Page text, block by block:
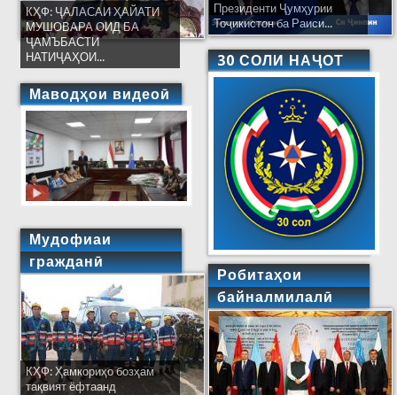
КҲФ: ҶАЛАСАИ ҲАЙАТИ
МУШОВАРА ОИД БА
ҶАМЪБАСТИ
НАТИҶАҲОИ...
Маводҳои видеоӣ
Мудофиаи
гражданӣ
КҲФ: Ҳамкориҳо бозҳам
тақвият ёфтаанд
Президенти Ҷумҳурии
Тоҷикистон ба Раиси...
30 СОЛИ НАҶОТ
Робитаҳои
байналмилалӣ